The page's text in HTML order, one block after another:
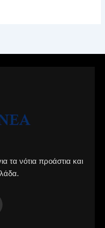
τα νότια προάστια και